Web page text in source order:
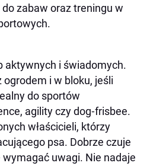
zabaw oraz treningu w
aktywnych i świadomych.
i w bloku, jeśli
do sportów
agility czy dog‑frisbee.
właścicieli, którzy
psa. Dobrze czuje
uwagi. Nie nadaje